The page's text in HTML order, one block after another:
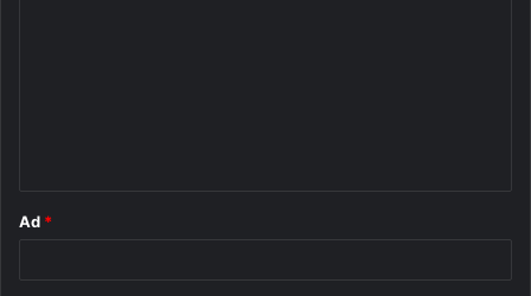
Ad *